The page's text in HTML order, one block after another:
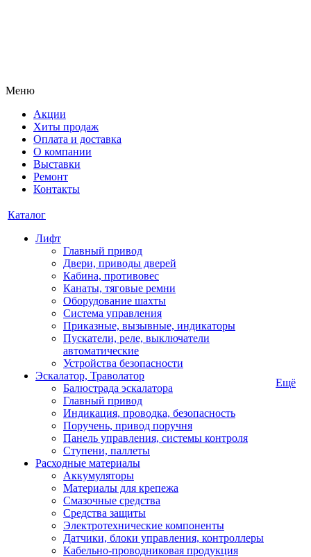
Меню
Акции
Хиты продаж
Оплата и доставка
О компании
Выставки
Ремонт
Контакты
Каталог
Лифт
Главный привод
Двери, приводы дверей
Кабина, противовес
Канаты, тяговые ремни
Оборудование шахты
Система управления
Приказные, вызывные, индикаторы
Пускатели, реле, выключатели
автоматические
Устройства безопасности
Эскалатор, Траволатор
Балюстрада эскалатора
Главный привод
Индикация, проводка, безопасность
Поручень, привод поручня
Панель управления, системы контроля
Ступени, паллеты
Расходные материалы
Аккумуляторы
Материалы для крепежа
Смазочные средства
Средства защиты
Электротехнические компоненты
Датчики, блоки управления, контроллеры
Кабельно-проводниковая продукция
Ещё